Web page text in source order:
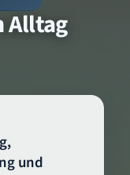
Alltag
und